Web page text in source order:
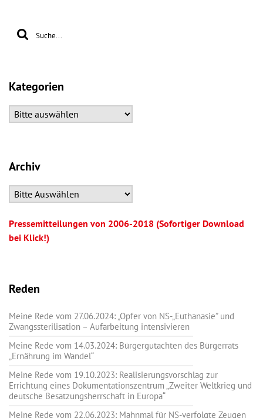
Kategorien
Archiv
Pressemitteilungen von 2006-2018 (Sofortiger Download
bei Klick!)
Reden
Meine Rede vom 27.06.2024: „Opfer von NS-„Euthanasie” und
Zwangssterilisation – Aufarbeitung intensivieren
Meine Rede vom 14.03.2024: Bürgergutachten des Bürgerrats
„Ernährung im Wandel“
Meine Rede vom 19.10.2023: Realisierungsvorschlag zur
Errichtung eines Dokumentationszentrum „Zweiter Weltkrieg und
deutsche Besatzungsherrschaft in Europa“
Meine Rede vom 22.06.2023: Mahnmal für NS-verfolgte Zeugen